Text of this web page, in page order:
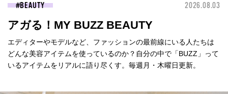
BEAUTY 2026.08.03
アガる！MY BUZZ BEAUTY
エディターやモデルなど、ファッションの最前線にいる人たちは
どんな美容アイテムを使っているのか？自分の中で「BUZZ」って
いるアイテムをリアルに語り尽くす。毎週月・木曜日更新。